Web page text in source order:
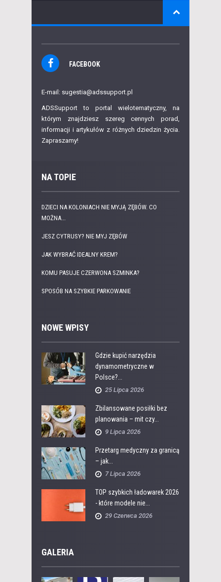
FACEBOOK
E-mail: sugestia@adssupport.pl
ADSSupport to portal wielotematyczny, na
którym znajdziesz szereg cennych porad,
informacji i artykułów z różnych dziedzin życia.
Zapraszamy!
NA TOPIE
DZIECI NA KOLONIACH NIE MYJĄ ZĘBÓW. CO
MOŻNA...
JESZ CYTRUSY? NIE MYJ ZĘBÓW
JAK WYBRAĆ IDEALNY KREM?
KOMU PASUJE CZERWONA SZMINKA?
SPOSÓB NA SZYBKIE PARKOWANIE
NOWE WPISY
Gdzie kupić narzędzia
dynamometryczne w
Polsce?...
25 Lipca 2026
Zbilansowane posiłki bez
planowania – mit czy...
9 Lipca 2026
Przetarg medyczny za granicą
– jak...
7 Lipca 2026
TOP szybkich ładowarek 2026
- które modele nie...
29 Czerwca 2026
GALERIA